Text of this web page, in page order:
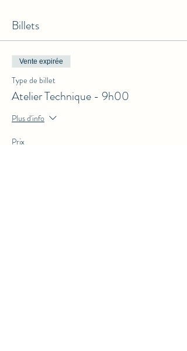
Billets
Vente expirée
Type de billet
Atelier Technique - 9h00
Plus d'info
Prix